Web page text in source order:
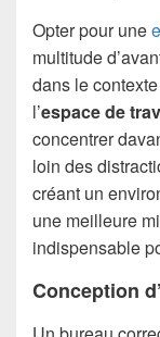
Opter pour une
multitude
dans le
l’espace de
concentrer
loin des
créant un
une meilleure
indispensable
Conception